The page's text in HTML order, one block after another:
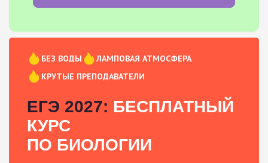
БЕЗ ВОДЫ
ЛАМПОВАЯ АТМОСФЕРА
КРУТЫЕ ПРЕПОДАВАТЕЛИ
ЕГЭ 2027: БЕСПЛАТНЫЙ
КУРС
ПО БИОЛОГИИ